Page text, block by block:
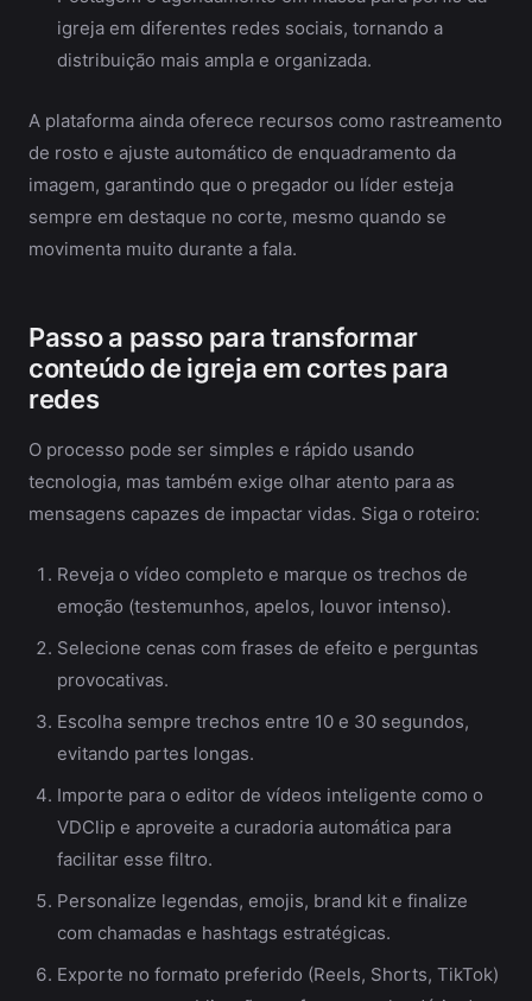
igreja em diferentes redes sociais, tornando a
distribuição mais ampla e organizada.
A plataforma ainda oferece recursos como rastreamento
de rosto e ajuste automático de enquadramento da
imagem, garantindo que o pregador ou líder esteja
sempre em destaque no corte, mesmo quando se
movimenta muito durante a fala.
Passo a passo para transformar
conteúdo de igreja em cortes para
redes
O processo pode ser simples e rápido usando
tecnologia, mas também exige olhar atento para as
mensagens capazes de impactar vidas. Siga o roteiro:
Reveja o vídeo completo e marque os trechos de
emoção (testemunhos, apelos, louvor intenso).
Selecione cenas com frases de efeito e perguntas
provocativas.
Escolha sempre trechos entre 10 e 30 segundos,
evitando partes longas.
Importe para o editor de vídeos inteligente como o
VDClip e aproveite a curadoria automática para
facilitar esse filtro.
Personalize legendas, emojis, brand kit e finalize
com chamadas e hashtags estratégicas.
Exporte no formato preferido (Reels, Shorts, TikTok)